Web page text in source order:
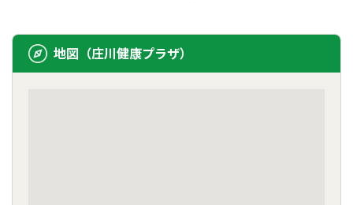
地図（庄川健康プラザ）